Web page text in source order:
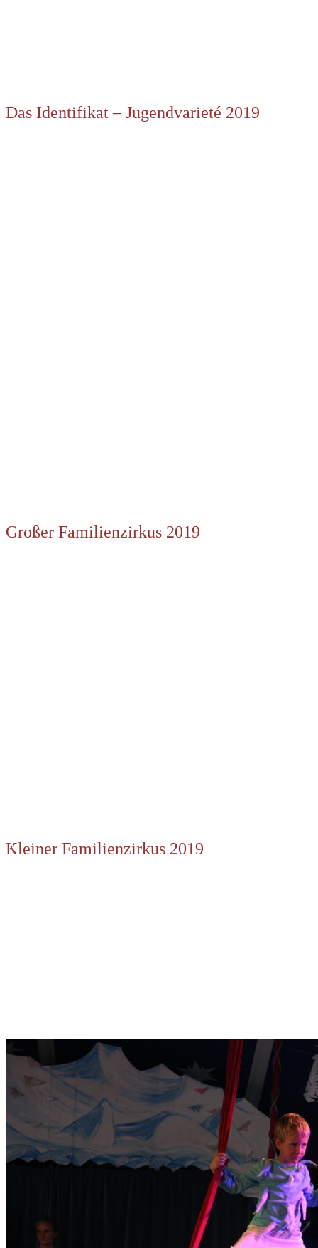
Das Identifikat – Jugendvarieté 2019
Großer Familienzirkus 2019
Kleiner Familienzirkus 2019